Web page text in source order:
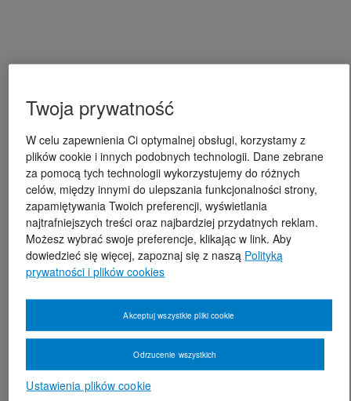
Twoja prywatność
W celu zapewnienia Ci optymalnej obsługi, korzystamy z
plików cookie i innych podobnych technologii. Dane zebrane
za pomocą tych technologii wykorzystujemy do różnych
celów, między innymi do ulepszania funkcjonalności strony,
zapamiętywania Twoich preferencji, wyświetlania
najtrafniejszych treści oraz najbardziej przydatnych reklam.
Możesz wybrać swoje preferencje, klikając w link. Aby
dowiedzieć się więcej, zapoznaj się z naszą Polityką
prywatności i plików cookies
Ustawienia plików cookie
Odrzucenie wszystkich
Akceptuj wszystkie pliki cookie